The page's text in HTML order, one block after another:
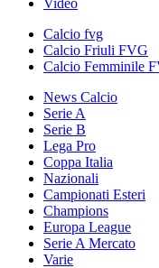
Video
Calcio fvg
Calcio Friuli FVG
Calcio Femminile
News Calcio
Serie A
Serie B
Lega Pro
Coppa Italia
Nazionali
Campionati Esteri
Champions
Europa League
Serie A Mercato
Varie